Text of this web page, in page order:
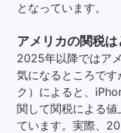
となっています。
アメリカの関税
2025年以降ではア
気になるところで
ク）によると、
関して関税による
ています。実際、